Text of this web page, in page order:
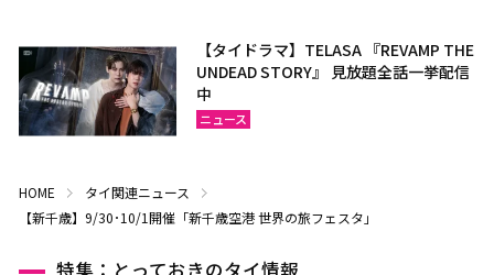
【タイドラマ】TELASA 『REVAMP THE
UNDEAD STORY』 見放題全話一挙配信
中
ニュース
HOME
タイ関連ニュース
【新千歳】9/30･10/1開催「新千歳空港 世界の旅フェスタ」